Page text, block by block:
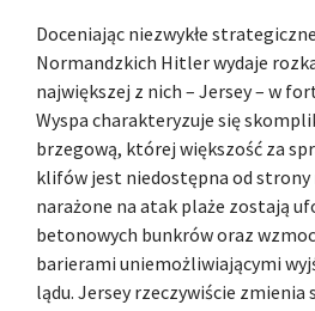
Doceniając niezwykłe
Normandzkich Hitler wydaje
największej z nich – Jersey – w
Wyspa charakteryzuje się
brzegową, której większość za
klifów jest niedostępna od strony
narażone na atak plaże zostają
betonowych bunkrów oraz
barierami uniemożliwiającymi
lądu. Jersey rzeczywiście zmienia